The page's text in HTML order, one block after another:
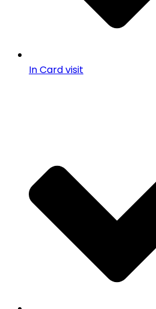
In Card visit